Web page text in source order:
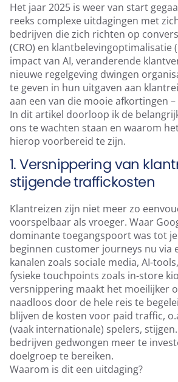
Het jaar 2025 is weer van start
reeks complexe uitdagingen met
bedrijven die zich richten op
(CRO) en klantbelevingoptimalisatie
impact van AI, veranderende
nieuwe regelgeving dwingen
te geven in hun uitgaven aan
aan een van die mooie afkortingen –
In dit artikel doorloop ik de
ons te wachten staan en waarom
hierop voorbereid te zijn.
1. Versnippering van
stijgende traffickosten
Klantreizen zijn niet meer zo
voorspelbaar als vroeger. Waar
dominante toegangspoort was tot
beginnen customer journeys nu via
kanalen zoals sociale media, AI-
fysieke touchpoints zoals in-store
versnippering maakt het moeilijker
naadloos door de hele reis te
blijven de kosten voor paid traffic,
(vaak internationale) spelers,
bedrijven gedwongen meer te
doelgroep te bereiken.
Waarom is dit een uitdaging?